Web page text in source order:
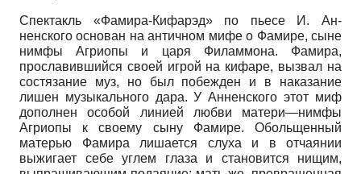
Спектакль «Фамира-Кифарэд» по пьесе И. Ан­
ненского основан на античном мифе о Фамире, сыне
нимфы Агриопы и царя Филаммона. Фамира,
прославившийся своей игрой на кифаре, вызвал на
состязание муз, но был побежден и в наказание
лишен музыкального дара. У Анненского этот миф
дополнен особой линией любви матери—нимфы
Агриопы к своему сыну Фамире. Обольщенный
матерью Фа­мира лишается слуха и в отчаянии
выжигает себе углем глаза и становится нищим,